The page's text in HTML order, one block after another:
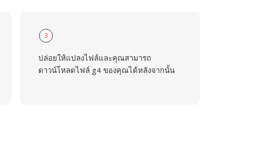
3
ปล่อยให้แปลงไฟล์และคุณสามารถ
ดาวน์โหลดไฟล์ g4 ของคุณได้หลังจากนั้น